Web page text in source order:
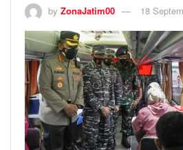
by ZonaJatim00 18